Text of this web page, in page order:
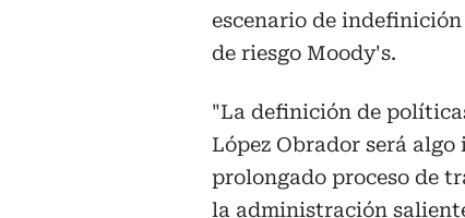
escenario de
de riesgo Moody's.
"La definición de
López Obrador será
prolongado proceso de
la administración